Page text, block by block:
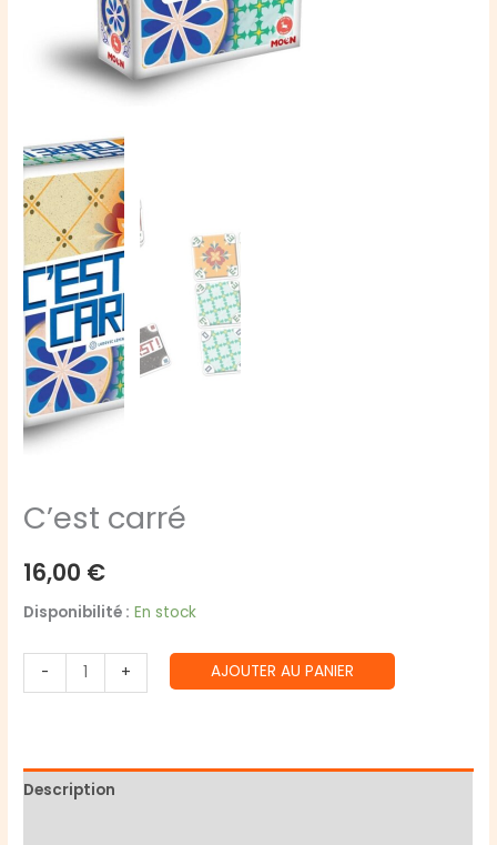
C’est carré
16,00 €
Disponibilité : En stock
-
quantité
de
+ AJOUTER AU PANIER
Description